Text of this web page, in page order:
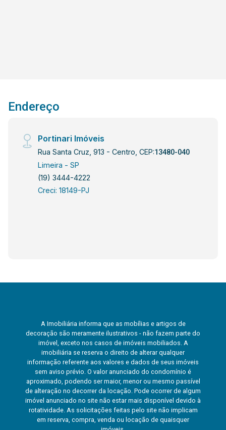
Endereço
Portinari Imóveis
Rua Santa Cruz, 913 - Centro, CEP:13480-040
Limeira - SP
(19) 3444-4222
Creci: 18149-PJ
A Imobiliária informa que as mobílias e artigos de
decoração são meramente ilustrativos - não fazem parte do
imóvel, exceto nos casos de imóveis mobiliados. A
imobiliária se reserva o direito de alterar qualquer
informação referente aos valores e dados de seus imóveis
sem aviso prévio. O valor anunciado do condomínio é
aproximado, podendo ser maior, menor ou mesmo passível
de alteração no decorrer da locação. Pode ocorrer de algum
imóvel anunciado no site não estar mais disponível devido à
rotatividade. As solicitações feitas pelo site não implicam
em reserva, compra, venda ou locação de quaisquer